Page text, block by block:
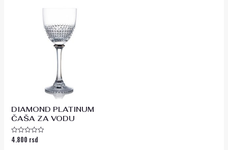
DIAMOND PLATINUM
ČAŠA ZA VODU
Ocenjeno
4.800 rsd